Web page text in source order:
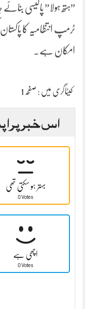
”ہتھ ہولا” پالیسی
ٹرمپ انتظامیہ کا پاکستان
امکان ہے۔
کیٹاگری میں : صفحہ 1
اس خبر پر
بہتر ہو سکتی تھی
0 Votes
اچھی ہے
0 Votes